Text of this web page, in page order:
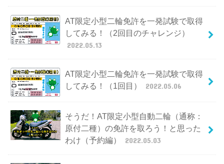
AT限定小型二輪免許を一発試験で取得
してみる！（2回目のチャレンジ）
2022.05.13
AT限定小型二輪免許を一発試験で取得
してみる！（1回目）
2022.05.06
そうだ！AT限定小型自動二輪（通称：
原付二種）の免許を取ろう！と思った
わけ（予約編）
2022.05.03